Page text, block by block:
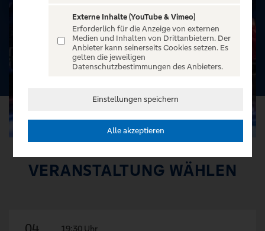
VERANSTALTUNG WÄHLEN
19:30 Uhr
Externe Inhalte (YouTube & Vimeo)
Erforderlich für die Anzeige von externen
Medien und Inhalten von Drittanbietern. Der
Anbieter kann seinerseits Cookies setzen. Es
gelten die jeweiligen
Datenschutzbestimmungen des Anbieters.
Einstellungen speichern
Alle akzeptieren